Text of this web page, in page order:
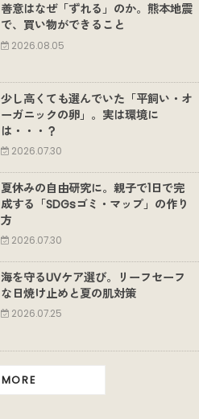
善意はなぜ「ずれる」のか。熊本地震
で、買い物ができること
2026.08.05
少し高くても選んでいた「平飼い・オ
ーガニックの卵」。実は環境に
は・・・？
2026.07.30
夏休みの自由研究に。親子で1日で完
成する「SDGsゴミ・マップ」の作り
方
2026.07.30
海を守るUVケア選び。リーフセーフ
な日焼け止めと夏の肌対策
2026.07.25
MORE